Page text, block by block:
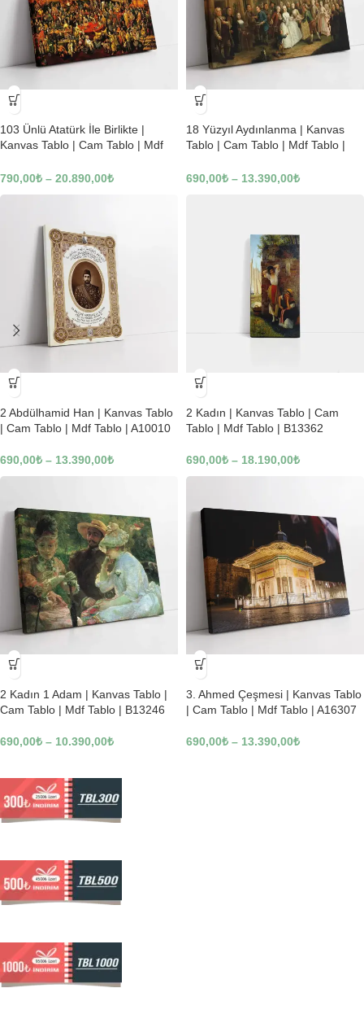
-23%
103 Ünlü Atatürk İle Birlikte |
Kanvas Tablo | Cam Tablo | Mdf
790,00₺ – 20.890,00₺
-23%
18 Yüzyıl Aydınlanma | Kanvas
Tablo | Cam Tablo | Mdf Tablo |
690,00₺ – 13.390,00₺
-23%
2 Abdülhamid Han | Kanvas Tablo
| Cam Tablo | Mdf Tablo | A10010
690,00₺ – 13.390,00₺
-23%
2 Kadın | Kanvas Tablo | Cam
Tablo | Mdf Tablo | B13362
690,00₺ – 18.190,00₺
-23%
2 Kadın 1 Adam | Kanvas Tablo |
Cam Tablo | Mdf Tablo | B13246
690,00₺ – 10.390,00₺
-23%
3. Ahmed Çeşmesi | Kanvas Tablo
| Cam Tablo | Mdf Tablo | A16307
690,00₺ – 13.390,00₺